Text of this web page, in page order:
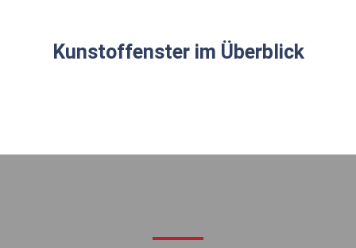
Kunstoffenster im Überblick